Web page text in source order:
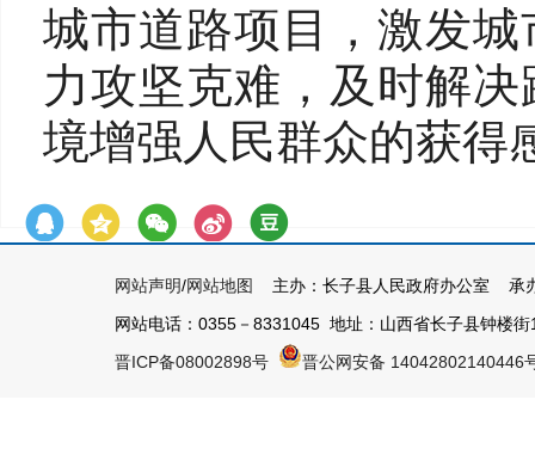
城市道路项目，激发
力攻坚克难，及时解
境增强人民群众的获得
网站声明/网站地图
主办：长子县人民政府办公室 承
网站电话：0355－8331045 地址：山西省长子县钟楼
晋ICP备08002898号
晋公网安备 14042802140446